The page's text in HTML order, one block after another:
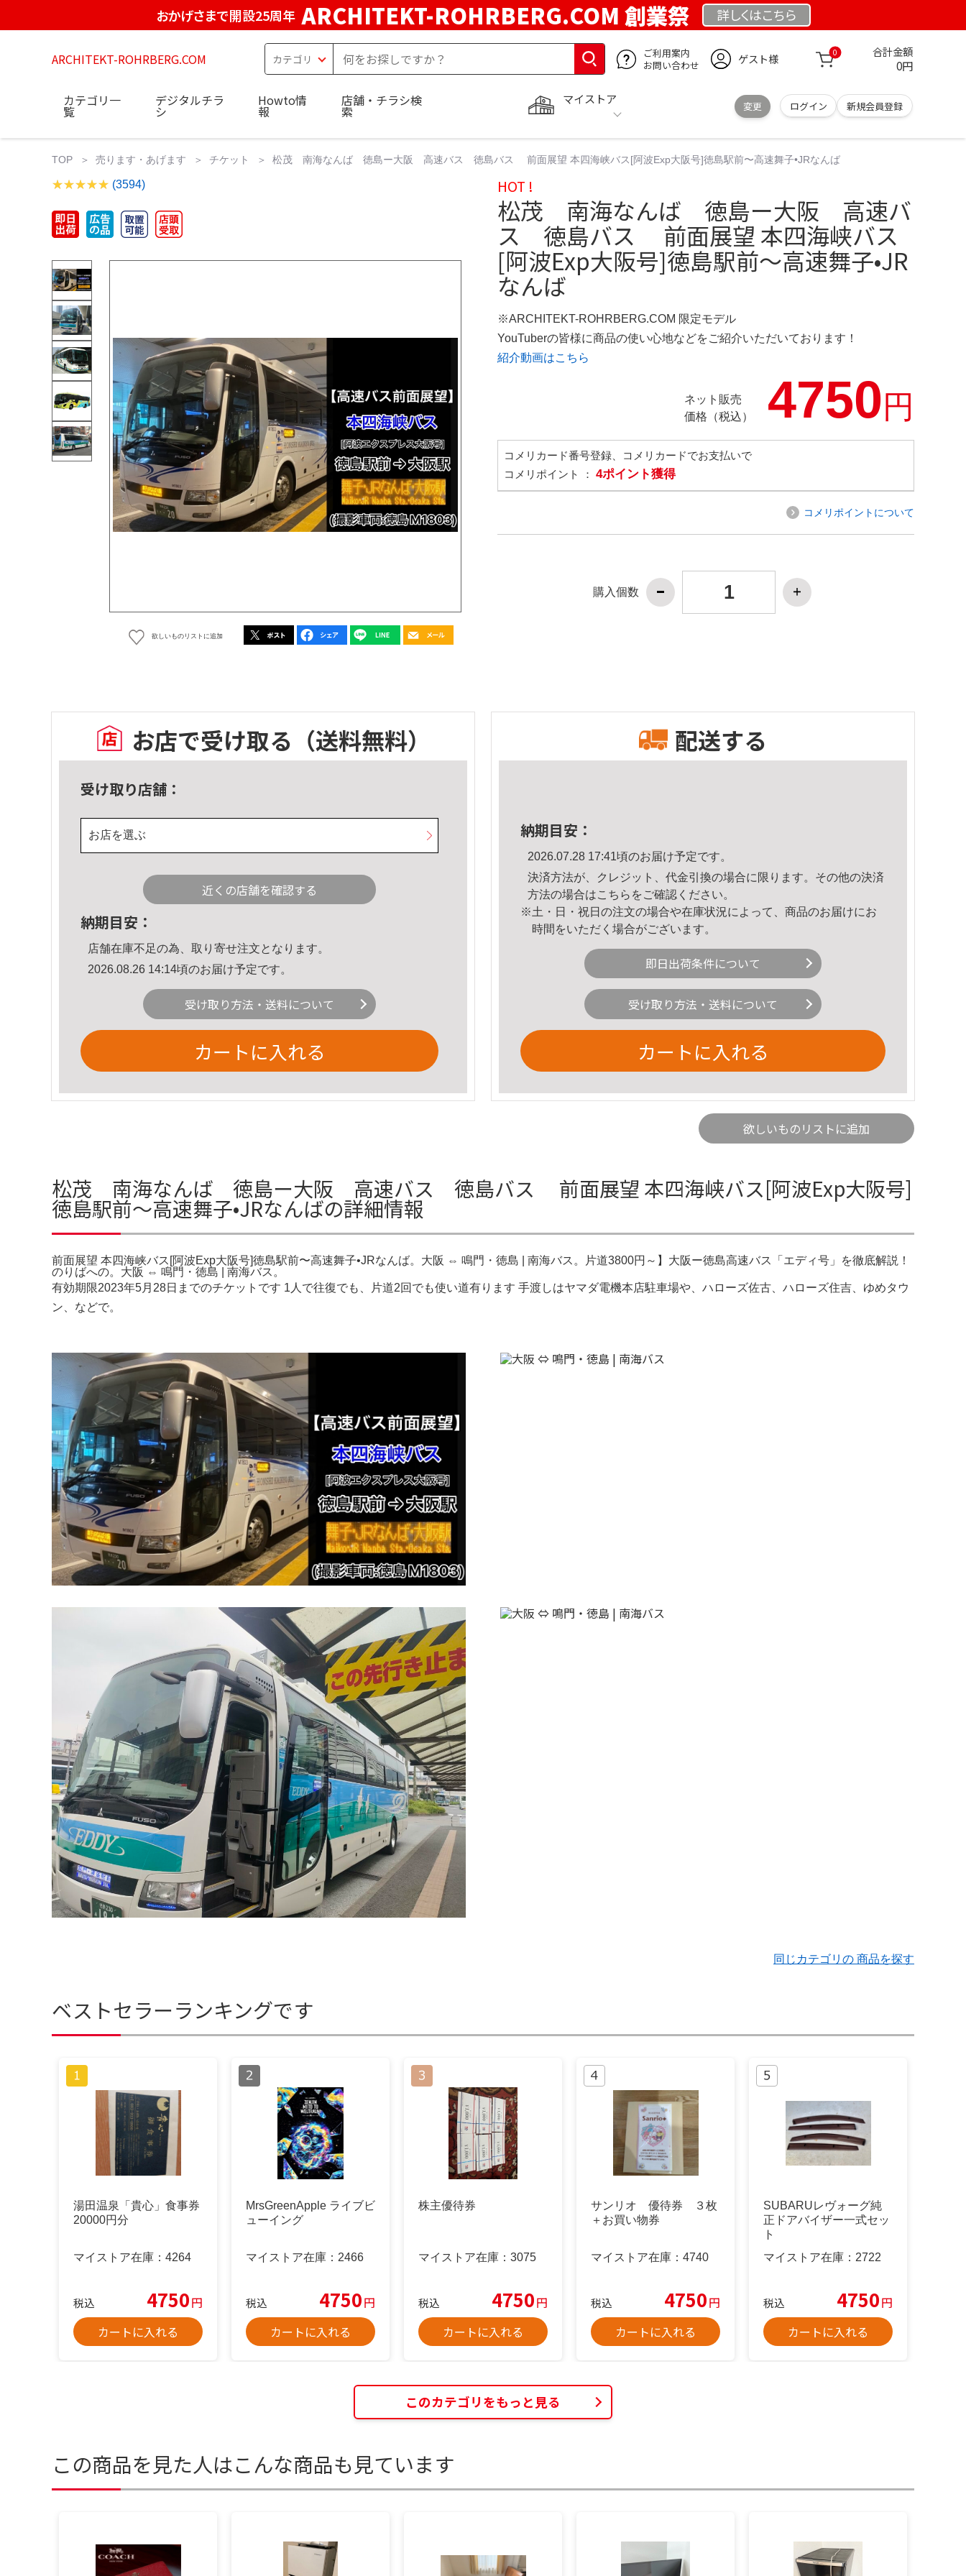
おかげさまで開設25周年 ARCHITEKT-ROHRBERG.COM 創業祭 詳しくはこちら
ARCHITEKT-ROHRBERG.COM
ご利用案内
お問い合わせ
ゲスト様 0 合計金額
0円
マイストア
変更 ログイン 新規会員登録
カテゴリ一
覧
デジタルチラ
シ
Howto情
報
店舗・チラシ検
索
TOP 売ります・あげます チケット 松茂 南海なんば 徳島ー大阪 高速バス 徳島バス 前面展望 本四海峡バス[阿波Exp大阪号]徳島駅前〜高速舞子•JRなんば
(3594)
欲しいものリストに追加
HOT !
松茂 南海なんば 徳島ー大阪 高速バ
ス 徳島バス 前面展望 本四海峡バス
[阿波Exp大阪号]徳島駅前〜高速舞子•JR
なんば
※ARCHITEKT-ROHRBERG.COM 限定モデル
YouTuberの皆様に商品の使い心地などをご紹介いただいております！
紹介動画はこちら
ネット販売
価格（税込）
4750円
コメリカード番号登録、コメリカードでお支払いで
コメリポイント ： 4ポイント獲得
コメリポイントについて
購入個数
お店で受け取る （送料無料）
受け取り店舗：
お店を選ぶ
近くの店舗を確認する
納期目安：
店舗在庫不足の為、取り寄せ注文となります。
2026.08.26 14:14頃のお届け予定です。
受け取り方法・送料について
カートに入れる
配送する
納期目安：
2026.07.28 17:41頃のお届け予定です。
決済方法が、クレジット、代金引換の場合に限ります。その他の決済
方法の場合はこちら をご確認ください。
※土・日・祝日の注文の場合や在庫状況によって、商品のお届けにお
時間をいただく場合がございます。
即日出荷条件について
受け取り方法・送料について
カートに入れる
欲しいものリストに追加
松茂 南海なんば 徳島ー大阪 高速バス 徳島バス 前面展望 本四海峡バス[阿波Exp大阪号]
徳島駅前〜高速舞子•JRなんばの詳細情報
前面展望 本四海峡バス[阿波Exp大阪号]徳島駅前〜高速舞子•JRなんば。大阪 ⇔ 鳴門・徳島 | 南海バス。片道3800円～】大阪ー徳島高速バス「エディ号」を徹底解説！
のりばへの。大阪 ⇔ 鳴門・徳島 | 南海バス。
有効期限2023年5月28日までのチケットです 1人で往復でも、片道2回でも使い道有ります 手渡しはヤマダ電機本店駐車場や、ハローズ佐古、ハローズ住吉、ゆめタウ
ン、などで。
同じカテゴリの 商品を探す
ベストセラーランキングです
湯田温泉「貴心」食事券
20000円分
マイストア在庫： 4264
税込 4750円
カートに入れる
MrsGreenApple ライブビ
ューイング
マイストア在庫： 2466
税込 4750円
カートに入れる
株主優待券
マイストア在庫： 3075
税込 4750円
カートに入れる
サンリオ 優待券 ３枚
＋お買い物券
マイストア在庫： 4740
税込 4750円
カートに入れる
SUBARUレヴォーグ純
正ドアバイザー一式セッ
ト
マイストア在庫： 2722
税込 4750円
カートに入れる
このカテゴリをもっと見る
この商品を見た人はこんな商品も見ています